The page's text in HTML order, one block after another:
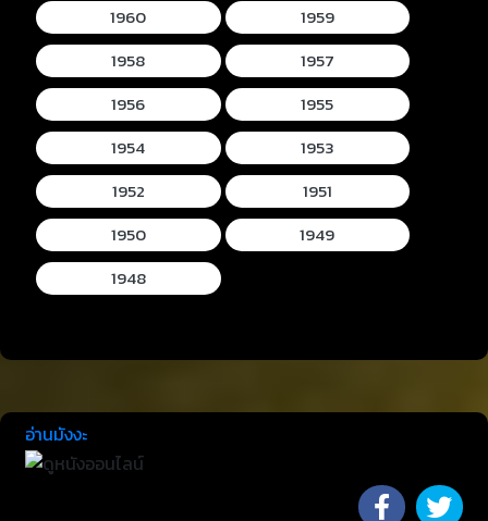
1960
1959
1958
1957
1956
1955
1954
1953
1952
1951
1950
1949
1948
อ่านมังงะ